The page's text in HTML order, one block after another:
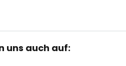
uns auch auf: